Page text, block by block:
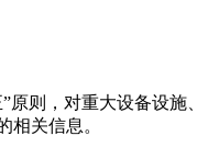
原则，对重大设备设
相关信息。